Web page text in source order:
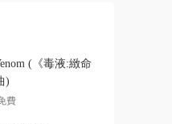
(《毒液:緻命
)
費